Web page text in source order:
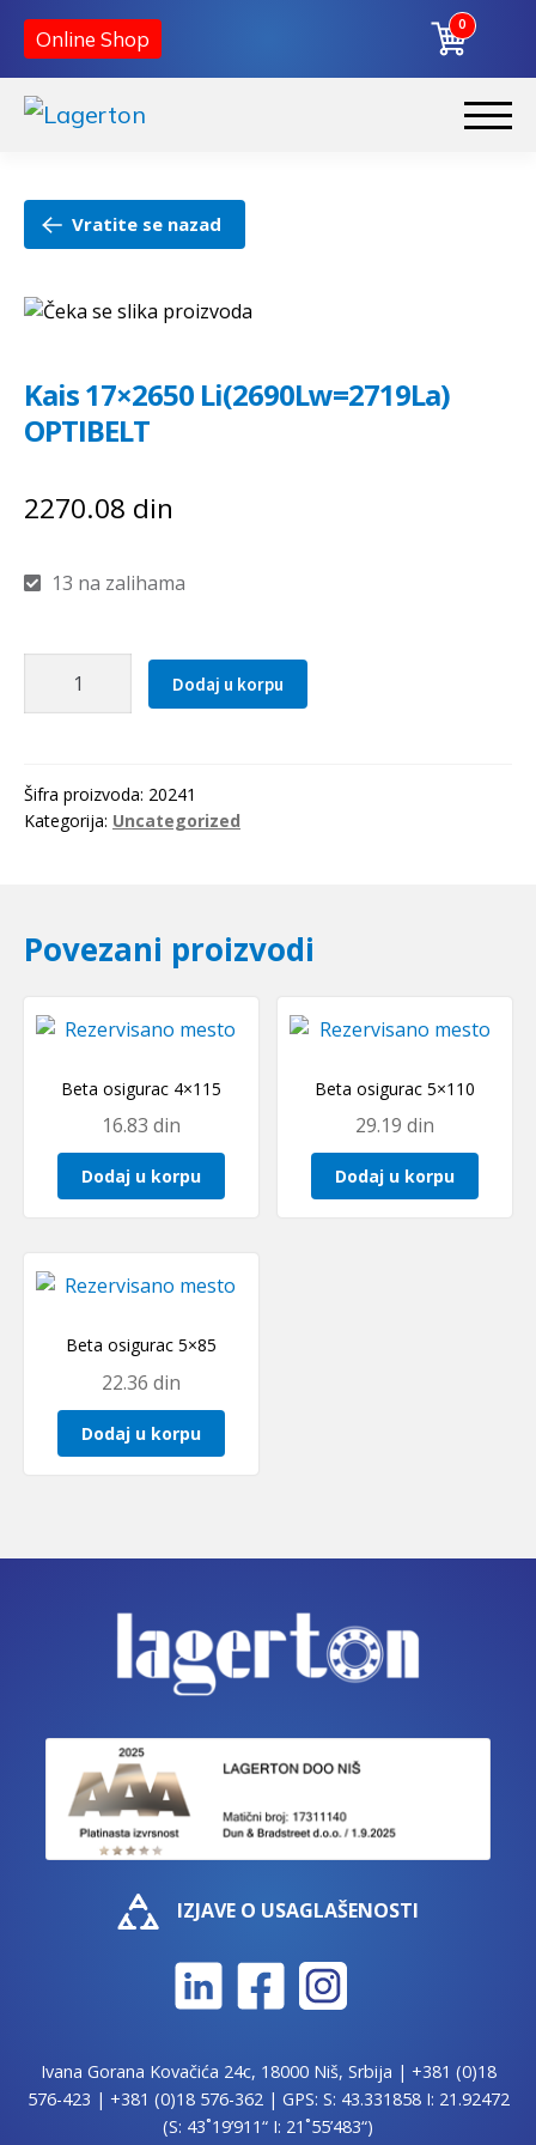
Online Shop
0
navigaciju
sadržaj
PočetnaVratite se nazad
Kais 17×2650 Li(2690Lw=2719La)
OPTIBELT
2270.08 din
13 na zalihama
17x2650
količina
Dodaj u korpu
Šifra proizvoda: 20241
Kategorija: Uncategorized
Povezani proizvodi
Beta osigurac 4×115
16.83 din
Dodaj u korpu
Beta osigurac 5×110
29.19din
Dodaj u korpu
Beta osigurac 5×85
22.36 din
Dodaj u korpu
IZJAVE O USAGLAŠENOSTI
Ivana Gorana Kovačića 24c, 18000 Niš, Srbija | +381 (0)18
576-423 | +381 (0)18 576-362| GPS: S: 43.331858 I: 21.92472
(S: 43˚19’911“ I: 21˚55’483“)